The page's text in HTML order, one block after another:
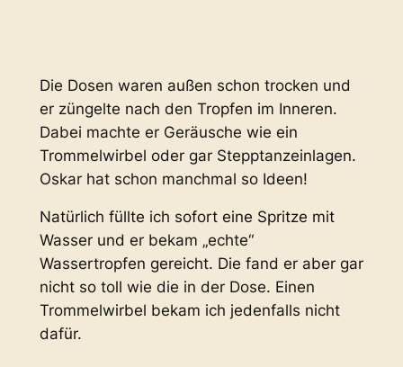
Die Dosen waren außen schon trocken und
er züngelte nach den Tropfen im Inneren.
Dabei machte er Geräusche wie ein
Trommelwirbel oder gar Stepptanzeinlagen.
Oskar hat schon manchmal so Ideen!
Natürlich füllte ich sofort eine Spritze mit
Wasser und er bekam „echte“
Wassertropfen gereicht. Die fand er aber gar
nicht so toll wie die in der Dose. Einen
Trommelwirbel bekam ich jedenfalls nicht
dafür.